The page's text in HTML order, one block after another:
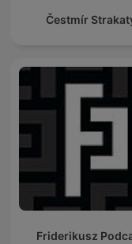
Čestmír
Friderikusz